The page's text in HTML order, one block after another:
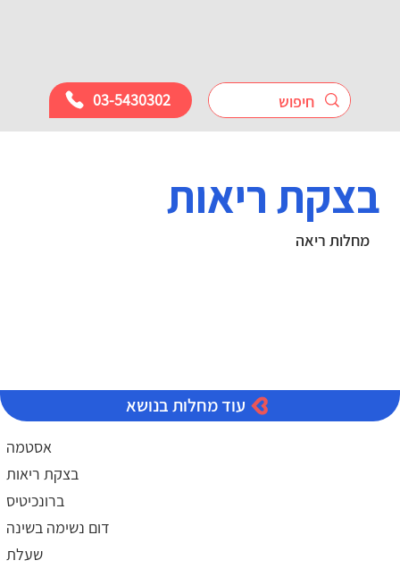
03-5430302
עוד מחלות בנושא
אסטמה
בצקת ריאות
ברונכיטיס
דום נשימה בשינה
שעלת
בצקת ריאות
מחלות ריאה